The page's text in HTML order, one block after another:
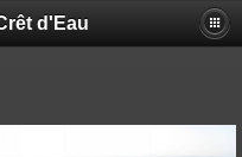
d'Eau